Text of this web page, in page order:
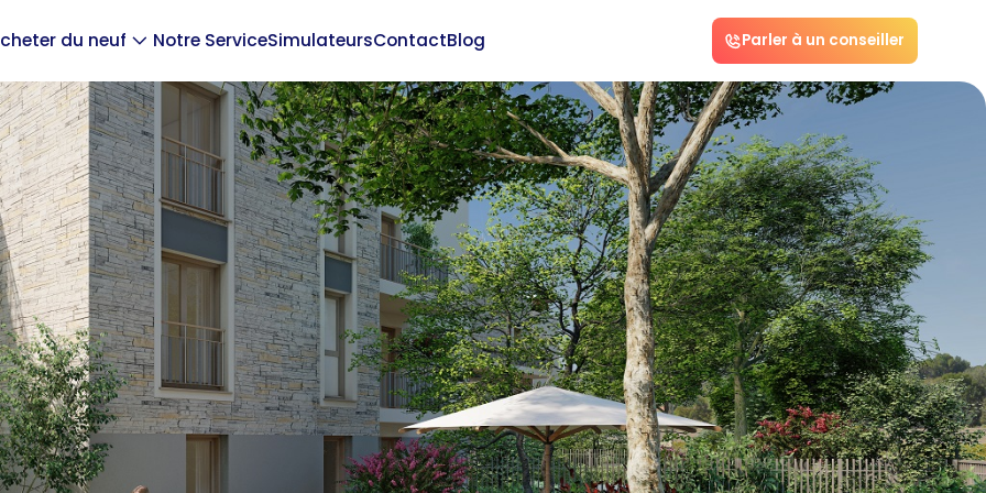
du neuf Notre ServiceSimulateursContactBlog Parler à un conseiller